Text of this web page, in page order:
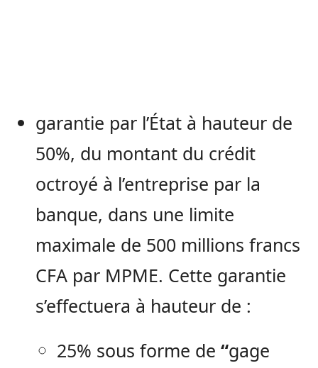
garantie par l’État à hauteur de
50%, du montant du crédit
octroyé à l’entreprise par la
banque, dans une limite
maximale de 500 millions francs
CFA par MPME. Cette garantie
s’effectuera à hauteur de :
25% sous forme de “gage